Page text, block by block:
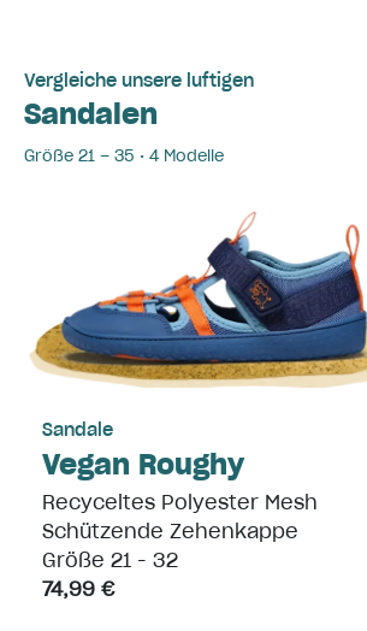
Vergleiche unsere luftigen
Sandalen
Größe 21 – 35 • 4 Modelle
Sandale
Vegan Roughy
Recyceltes Polyester Mesh
Schützende Zehenkappe
Größe 21 - 32
74,99 €